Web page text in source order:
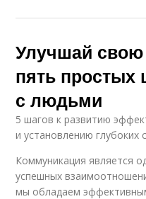
Улучшай
пять
с людьми
5 шагов к развитию
и установлению глубоких
Коммуникация является
успешных
мы обладаем